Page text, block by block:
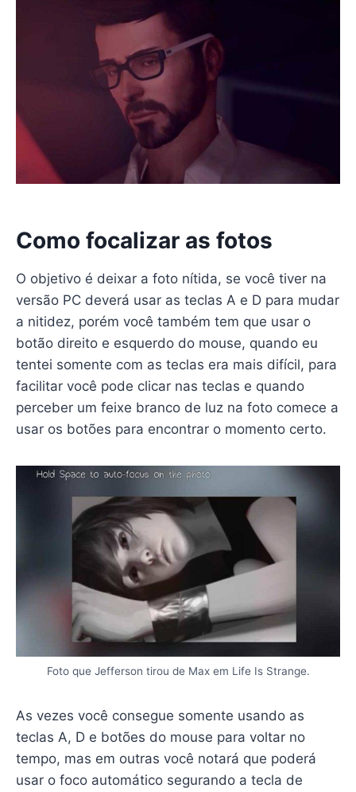
Como focalizar as fotos
O objetivo é deixar a foto nítida, se você tiver na
versão PC deverá usar as teclas A e D para mudar
a nitidez, porém você também tem que usar o
botão direito e esquerdo do mouse, quando eu
tentei somente com as teclas era mais difícil, para
facilitar você pode clicar nas teclas e quando
perceber um feixe branco de luz na foto comece a
usar os botões para encontrar o momento certo.
Foto que Jefferson tirou de Max em Life Is Strange.
As vezes você consegue somente usando as
teclas A, D e botões do mouse para voltar no
tempo, mas em outras você notará que poderá
usar o foco automático segurando a tecla de